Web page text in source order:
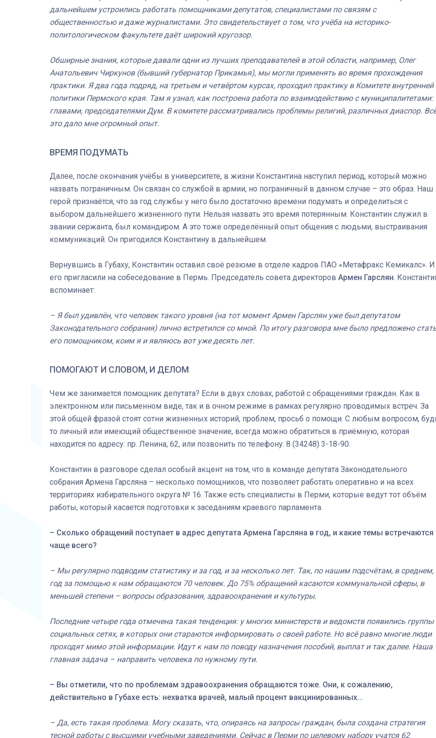
дальнейшем устроились работать помощниками депутатов, специалистами по связям с
общественностью и даже журналистами. Это свидетельствует о том, что учёба на историко-
политологическом факультете даёт широкий кругозор.
Обширные знания, которые давали одни из лучших преподавателей в этой области, например, Олег
Анатольевич Чиркунов (бывший губернатор Прикамья), мы могли применять во время прохождения
практики. Я два года подряд, на третьем и четвёртом курсах, проходил практику в Комитете внутренней
политики Пермского края. Там я узнал, как построена работа по взаимодействию с муниципалитетами:
главами, председателями Дум. В комитете рассматривались проблемы религий, различных диаспор.
это дало мне огромный опыт.
ВРЕМЯ ПОДУМАТЬ
Далее, после окончания учёбы в университете, в жизни Константина наступил период, который можно
назвать пограничным. Он связан со службой в армии, но пограничный в данном случае – это образ. Наш
герой признаётся, что за год службы у него было достаточно времени подумать и определиться с
выбором дальнейшего жизненного пути. Нельзя назвать это время потерянным. Константин служил в
звании сержанта, был командиром. А это тоже определённый опыт общения с людьми, выстраивания
коммуникаций. Он пригодился Константину в дальнейшем.
Вернувшись в Губаху, Константин оставил своё резюме в отделе кадров ПАО «Метафракс Кемикалс». И
его пригласили на собеседование в Пермь. Председатель совета директоров Армен Гарслян.
вспоминает:
– Я был удивлён, что человек такого уровня (на тот момент Армен Гарслян уже был депутатом
Законодательного собрания) лично встретился со мной. По итогу разговора мне было предложено
его помощником, коим я и являюсь вот уже десять лет.
ПОМОГАЮТ И СЛОВОМ, И ДЕЛОМ
Чем же занимается помощник депутата? Если в двух словах, работой с обращениями граждан. Как в
электронном или письменном виде, так и в очном режиме в рамках регулярно проводимых встреч. За
этой общей фразой стоят сотни жизненных историй, проблем, просьб о помощи. С любым вопросом,
то личный или имеющий общественное значение, всегда можно обратиться в приёмную, которая
находится по адресу: пр. Ленина, 62, или позвонить по телефону: 8 (34248) 3-18-90.
Константин в разговоре сделал особый акцент на том, что в команде депутата Законодательного
собрания Армена Гарсляна – несколько помощников, что позволяет работать оперативно и на всех
территориях избирательного округа № 16. Также есть специалисты в Перми, которые ведут тот объём
работы, который касается подготовки к заседаниям краевого парламента.
– Сколько обращений поступает в адрес депутата Армена Гарсляна в год, и какие темы встречаются
чаще всего?
– Мы регулярно подводим статистику и за год, и за несколько лет. Так, по нашим подсчётам, в среднем,
год за помощью к нам обращаются 70 человек. До 75% обращений касаются коммунальной сферы, в
меньшей степени – вопросы образования, здравоохранения и культуры.
Последние четыре года отмечена такая тенденция: у многих министерств и ведомств появились группы
социальных сетях, в которых они стараются информировать о своей работе. Но всё равно многие люди
проходят мимо этой информации. Идут к нам по поводу назначения пособий, выплат и так далее. Наша
главная задача – направить человека по нужному пути.
– Вы отметили, что по проблемам здравоохранения обращаются тоже. Они, к сожалению,
действительно в Губахе есть: нехватка врачей, малый процент вакцинированных…
– Да, есть такая проблема. Могу сказать, что, опираясь на запросы граждан, была создана стратегия
тесной работы с высшими учебными заведениями. Сейчас в Перми по целевому набору учатся 62